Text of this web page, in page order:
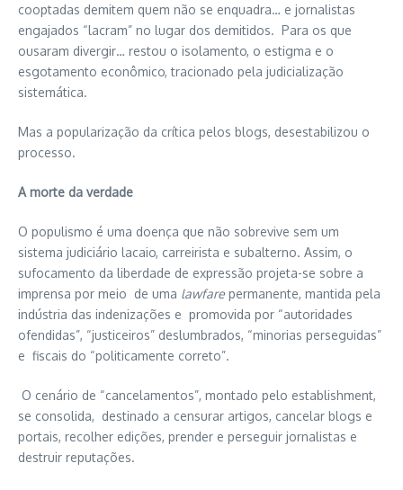
cooptadas demitem quem não se enquadra… e jornalistas
engajados “lacram” no lugar dos demitidos. Para os que
ousaram divergir… restou o isolamento, o estigma e o
esgotamento econômico, tracionado pela judicialização
sistemática.
Mas a popularização da crítica pelos blogs, desestabilizou o
processo.
A morte da verdade
O populismo é uma doença que não sobrevive sem um
sistema judiciário lacaio, carreirista e subalterno. Assim, o
sufocamento da liberdade de expressão projeta-se sobre a
imprensa por meio de uma lawfare permanente, mantida pela
indústria das indenizações e promovida por “autoridades
ofendidas”, “justiceiros” deslumbrados, “minorias perseguidas”
e fiscais do “politicamente correto”.
O cenário de “cancelamentos”, montado pelo establishment,
se consolida, destinado a censurar artigos, cancelar blogs e
portais, recolher edições, prender e perseguir jornalistas e
destruir reputações.